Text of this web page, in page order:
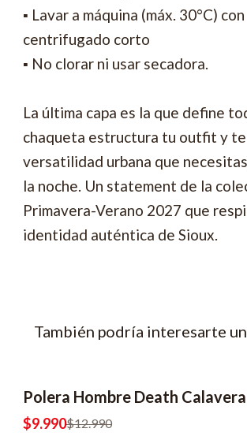
▪ Lavar a máquina (máx. 30°C) con
centrifugado corto
▪ No clorar ni usar secadora.
La última capa es la que define
chaqueta estructura tu outfit y te
versatilidad urbana que
la noche. Un statement de la
Primavera-Verano 2027 que
identidad auténtica de Sioux.
También podría interesarte
Polera Hombre Death
$9.990$12.990